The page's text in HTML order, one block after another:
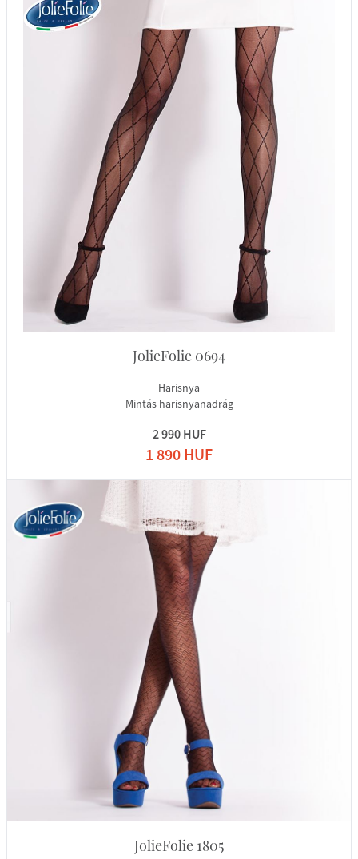
JolieFolie 0694
Harisnya
Mintás harisnyanadrág
2 990 HUF
1 890 HUF
JolieFolie 1805